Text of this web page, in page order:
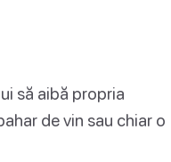
să aibă propria
de vin sau chiar o